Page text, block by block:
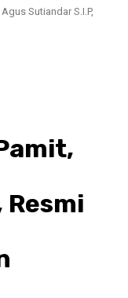
Sutiandar S.I.P,
Resmi